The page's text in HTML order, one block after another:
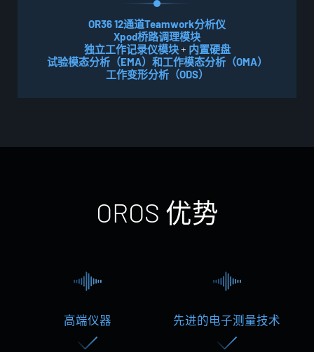
OR36 12通道Teamwork分析仪
Xpod桥路调理模块
独立工作记录仪模块+ 内置硬盘
试验模态分析（EMA）和工作模态分析（OMA）
工作变形分析（ODS）
OROS 优势
高端仪器 先进的电子测量技术